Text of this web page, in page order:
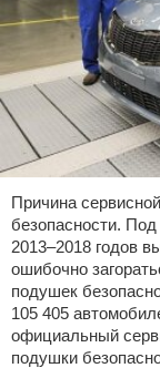
Причина
безопасности.
2013–2018 годов
ошибочно
подушек
105 405
официальный
подушки